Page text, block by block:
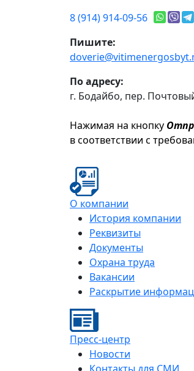
8 (914) 914-09-56
Пишите:
По адресу:
г. Бодайбо, пер.
Нажимая на кнопку
в соответствии с
О компании
История компании
Реквизиты
Документы
Охрана труда
Вакансии
Раскрытие
Пресс-центр
Новости